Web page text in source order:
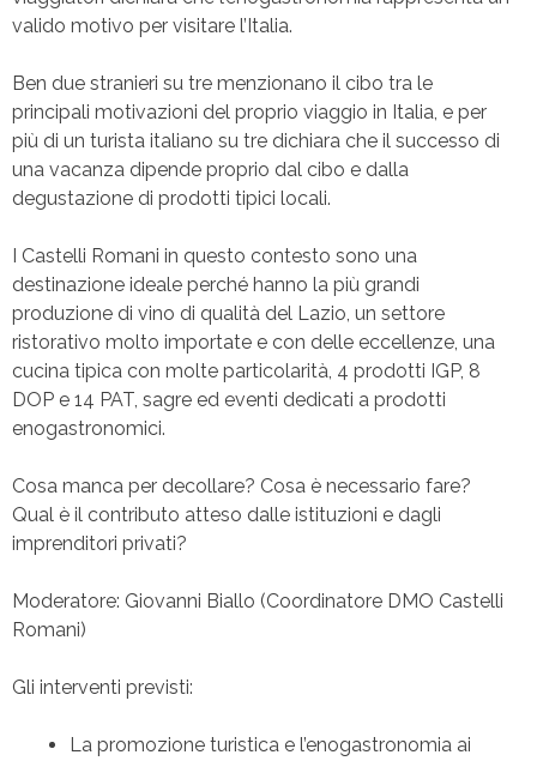
valido motivo per visitare l’Italia.
Ben due stranieri su tre menzionano il cibo tra le
principali motivazioni del proprio viaggio in Italia, e per
più di un turista italiano su tre dichiara che il successo di
una vacanza dipende proprio dal cibo e dalla
degustazione di prodotti tipici locali.
I Castelli Romani in questo contesto sono una
destinazione ideale perché hanno la più grandi
produzione di vino di qualità del Lazio, un settore
ristorativo molto importate e con delle eccellenze, una
cucina tipica con molte particolarità, 4 prodotti IGP, 8
DOP e 14 PAT, sagre ed eventi dedicati a prodotti
enogastronomici.
Cosa manca per decollare? Cosa è necessario fare?
Qual è il contributo atteso dalle istituzioni e dagli
imprenditori privati?
Moderatore: Giovanni Biallo (Coordinatore DMO Castelli
Romani)
Gli interventi previsti:
La promozione turistica e l’enogastronomia ai